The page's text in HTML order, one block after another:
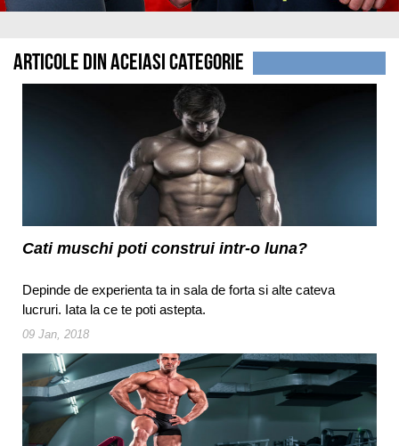
Articole din aceiasi categorie
Cati muschi poti construi intr-o luna?
Depinde de experienta ta in sala de forta si alte cateva
lucruri. Iata la ce te poti astepta.
09 Jan, 2018